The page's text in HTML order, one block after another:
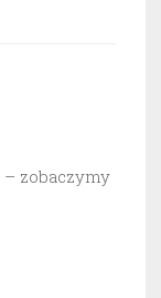
zobaczymy